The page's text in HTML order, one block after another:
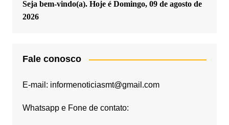
Seja bem-vindo(a). Hoje é Domingo, 09 de agosto de
2026
Fale conosco
E-mail: informenoticiasmt@gmail.com
Whatsapp e Fone de contato: